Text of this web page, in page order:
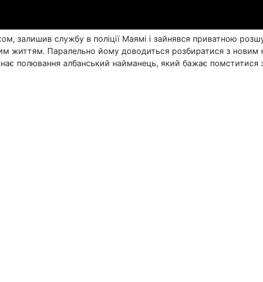
залишив службу в поліції Маямі і зайнявся приватною
життям. Паралельно йому доводиться розбиратися з
полювання албанський найманець, який бажає